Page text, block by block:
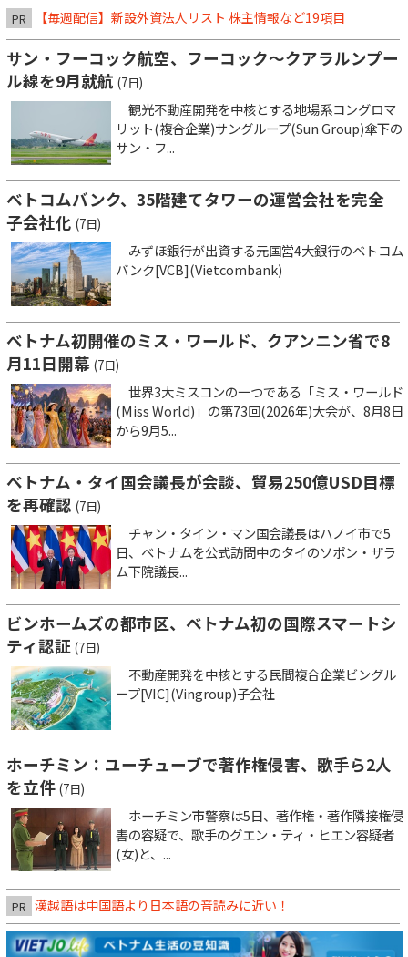
PR 【毎週配信】新設外資法人リスト 株主情報など19項目
サン・フーコック航空、フーコック～クアラルンプー
ル線を9月就航 (7日)
観光不動産開発を中核とする地場系コングロマ
リット(複合企業)サングループ(Sun Group)傘下の
サン・フ...
ベトコムバンク、35階建てタワーの運営会社を完全
子会社化 (7日)
みずほ銀行が出資する元国営4大銀行のベトコム
バンク[VCB](Vietcombank)
ベトナム初開催のミス・ワールド、クアンニン省で8
月11日開幕 (7日)
世界3大ミスコンの一つである「ミス・ワールド
(Miss World)」の第73回(2026年)大会が、8月8日
から9月5...
ベトナム・タイ国会議長が会談、貿易250億USD目標
を再確認 (7日)
チャン・タイン・マン国会議長はハノイ市で5
日、ベトナムを公式訪問中のタイのソポン・ザラ
ム下院議長...
ビンホームズの都市区、ベトナム初の国際スマートシ
ティ認証 (7日)
不動産開発を中核とする民間複合企業ビングル
ープ[VIC](Vingroup)子会社
ホーチミン：ユーチューブで著作権侵害、歌手ら2人
を立件 (7日)
ホーチミン市警察は5日、著作権・著作隣接権侵
害の容疑で、歌手のグエン・ティ・ヒエン容疑者
(女)と、...
PR 漢越語は中国語より日本語の音読みに近い！